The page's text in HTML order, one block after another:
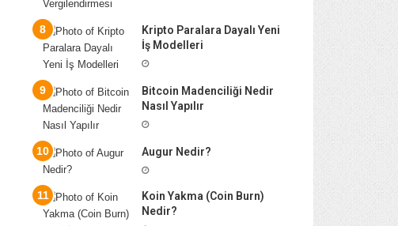
Kripto Paralara Dayalı Yeni
İş Modelleri
Bitcoin Madenciliği Nedir
Nasıl Yapılır
Augur Nedir?
Koin Yakma (Coin Burn)
Nedir?